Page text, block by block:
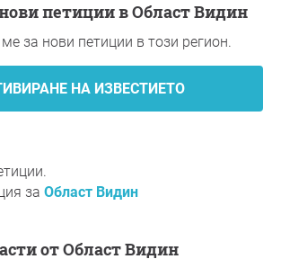
нови петиции в Област Видин
за нови петиции в този регион.
за Област Видин
от Област Видин